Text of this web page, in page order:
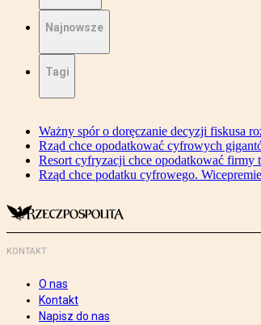
Najnowsze
Tagi
Ważny spór o doręczanie decyzji fiskusa
Rząd chce opodatkować cyfrowych
Resort cyfryzacji chce opodatkować firmy
Rząd chce podatku cyfrowego.
KONTAKT
O nas
Kontakt
Napisz do nas